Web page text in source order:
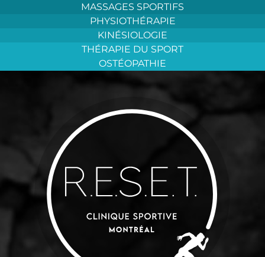
MASSAGES SPORTIFS
PHYSIOTHÉRAPIE
KINÉSIOLOGIE
THÉRAPIE DU SPORT
OSTÉOPATHIE